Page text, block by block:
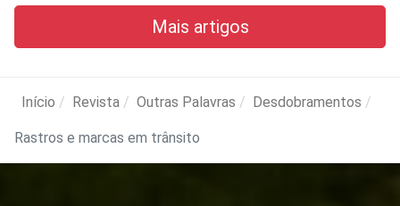
Mais artigos
Início Revista Outras Palavras Desdobramentos
Rastros e marcas em trânsito